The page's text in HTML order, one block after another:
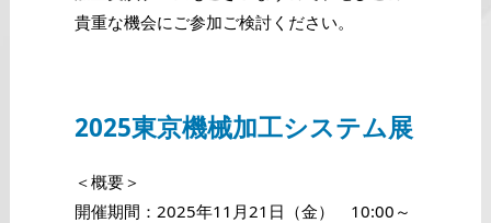
貴重な機会にご参加ご検討ください。
2025東京機械加工システム展
＜概要＞
開催期間：2025年11月21日（金） 10:00～